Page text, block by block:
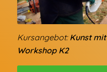
Kursangebot: Kunst
Workshop K2